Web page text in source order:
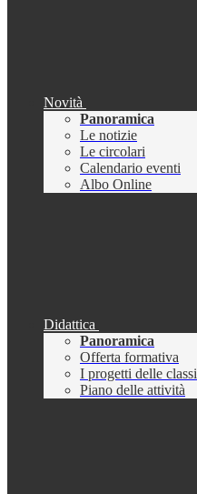
Novità
Panoramica
Le notizie
Le circolari
Calendario eventi
Albo Online
Didattica
Panoramica
Offerta formativa
I progetti delle classi
Piano delle attività